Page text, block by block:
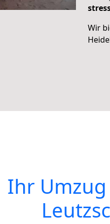
Wir
Ihr